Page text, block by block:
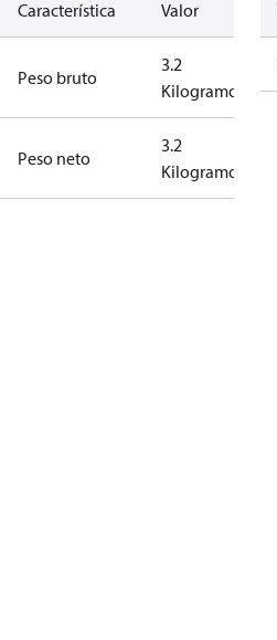
Característica Valor
Peso bruto
3.2
Kilogramo
Peso neto
3.2
Kilogramo